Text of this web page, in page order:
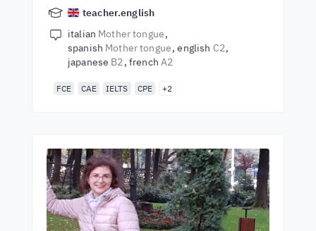
teacher.english
italian Mother tongue
spanish Mother tongue english C2
japanese B2 french A2
FCE CAE IELTS CPE +2